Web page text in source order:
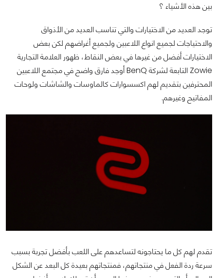
بين هذه الأشياء ؟
توجد العديد من الاختيارات والتي تناسب العديد من الأذواق
والاحتياجات لجميع انواع اللاعبين ولجميع أغراضهم لكن بعض
الاختيارات أفضل من غيرها في بعض النقاط، ظهور العلامة التجارية
Zowie التابعة لشركة BenQ أوجد فارق واضح في مجتمع اللاعبين
المحترفين بتقديم لهم اكسسوارات كالماوسات والشاشات ولوحات
المفاتيح وغيرهم.
تقدم لهم كل ما يحتاجونه لتساعدهم على اللعب بأفضل تجربة بسبب
سرعة ردة الفعل في منتجاتهم، فمنتجاتهم بعيدة كل البعد عن الشكل